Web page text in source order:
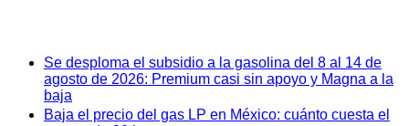
Se desploma el subsidio a la gasolina del 8 al 14 de
agosto de 2026: Premium casi sin apoyo y Magna a la
baja
Baja el precio del gas LP en México: cuánto cuesta el